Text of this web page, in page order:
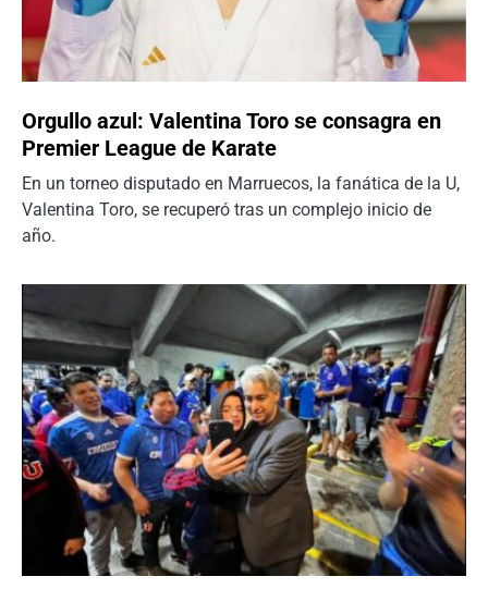
Orgullo azul: Valentina Toro se consagra en
Premier League de Karate
En un torneo disputado en Marruecos, la fanática de la U,
Valentina Toro, se recuperó tras un complejo inicio de
año.